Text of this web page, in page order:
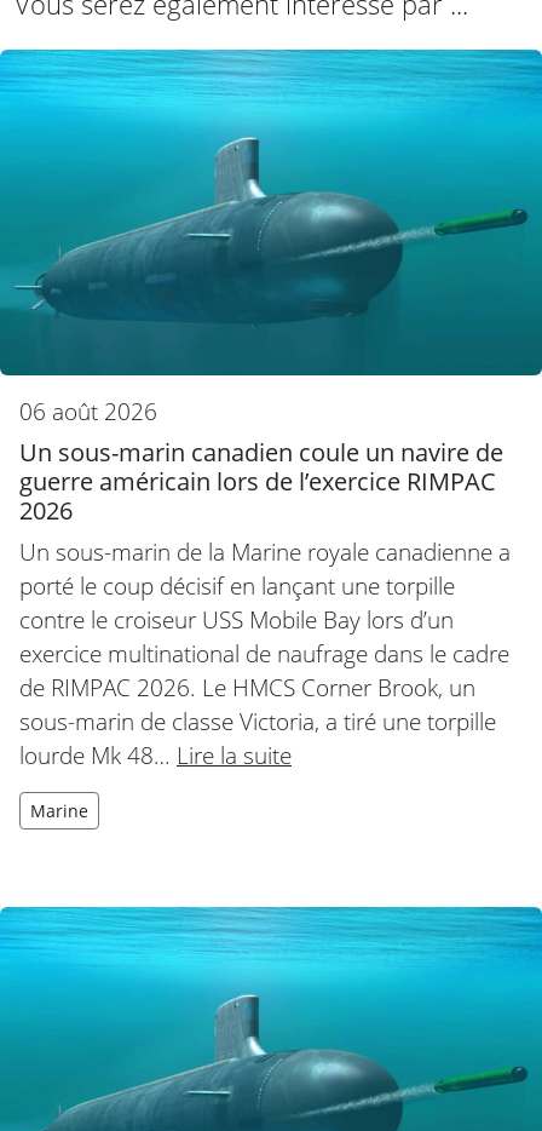
06 août 2026
Un sous-marin canadien coule un navire de
guerre américain lors de l’exercice RIMPAC
2026
Un sous-marin de la Marine royale canadienne a
porté le coup décisif en lançant une torpille
contre le croiseur USS Mobile Bay lors d’un
exercice multinational de naufrage dans le cadre
de RIMPAC 2026. Le HMCS Corner Brook, un
sous-marin de classe Victoria, a tiré une torpille
lourde Mk 48… Lire la suite
Marine